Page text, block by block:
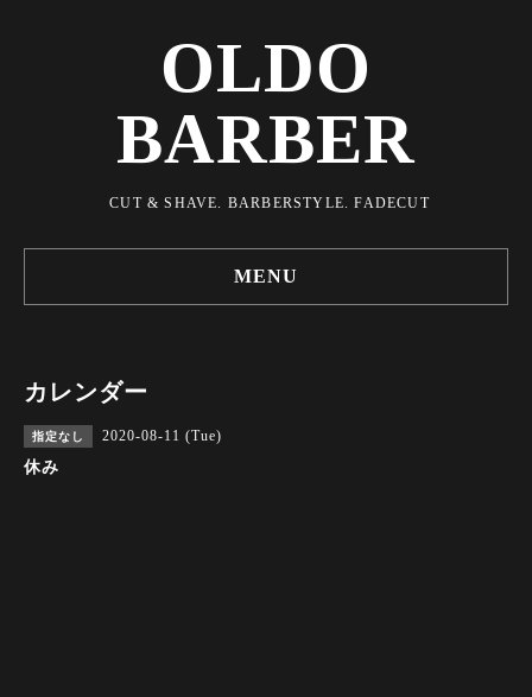
OLDO
BARBER
CUT & SHAVE. BARBERSTYLE. FADECUT
MENU
カレンダー
指定なし 2020-08-11 (Tue)
休み